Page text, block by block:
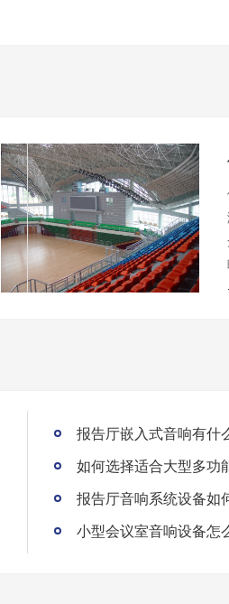
报告厅嵌入式音响有什
如何选择适合大型多功
报告厅音响系统设备如
小型会议室音响设备怎